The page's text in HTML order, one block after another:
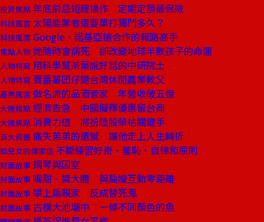
投資焦點 年底前忌短線操作 定期定額最保險
科技風雲 太陽能業者還要單打獨鬥多久？
科技風雲 Google、諾基亞搶合作的報路高手
焦點人物 她隨時會病死 卻改變地球半數孩子的命運
人物特寫 用科學幫茶葉說好話的中研院士
人物特寫 賣番薯囝仔變台灣休閒農業教父
產業風雲 做名流的品酒管家 年營收破五億
大陸焦點 經濟告急 中國擬釋優惠留台商
大陸焦點 消費力道 將扮陸股榮枯關鍵手
百大良醫 痛失弟弟的遺憾 讓他走上人生轉折
給兒女的傳家信 不斷練習好奇、羞恥、自律和原則
封面故事 鋼琴與囚室
封面故事 嘴甜、識大體 與扁嫂互動零距離
封面故事 攀上扁親家 反成替死鬼
封面故事 古樸大池塘中 一條不同顏色的魚